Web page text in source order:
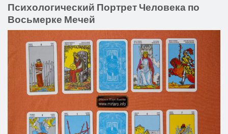
Психологический Портрет Человека по
Восьмерке Мечей